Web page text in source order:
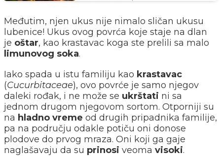
Međutim, njen ukus nije nimalo sličan ukusu
lubenice! Ukus ovog povrća koje staje na dlan
je oštar, kao krastavac koga ste prelili sa malo
limunovog soka.
Iako spada u istu familiju kao krastavac
(Cucurbitaceae), ovo povrće je samo njegov
daleki rođak, i ne može se ukrštati ni sa
jednom drugom njegovom sortom. Otporniji su
na hladno vreme od drugih pripadnika familije,
pa na području odakle potiču oni donose
plodove do prvog mraza. Oni koji ga gaje
naglašavaju da su prinosi veoma visoki.